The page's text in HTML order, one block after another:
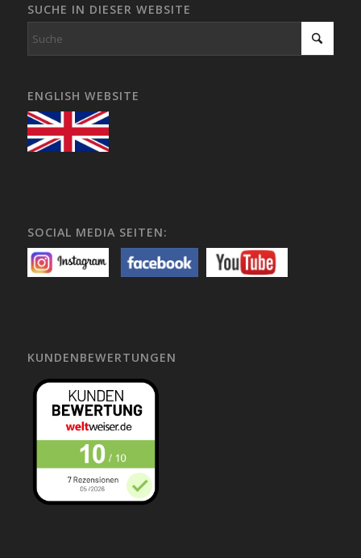
SUCHE IN DIESER WEBSITE
ENGLISH WEBSITE
SOCIAL MEDIA SEITEN:
KUNDENBEWERTUNGEN